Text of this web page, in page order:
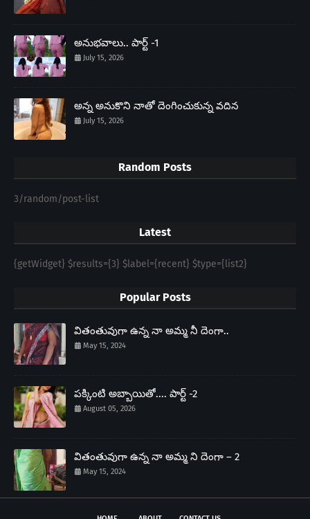
అనుభవాలు.. పార్ట్ -1
July 15, 2026
అన్న అనుకొని నాతో దెంగించుకున్న వదిన
July 15, 2026
Random Posts
3/random/post-list
Latest
{getWidget} $results={3} $label={recent} $type={list2}
Popular Posts
వితంతువుగా ఉన్న నా అమ్మ నీ దెంగా..
May 15, 2024
పక్కింటి అబ్బాయితో.... పార్ట్ -2
August 05, 2026
వితంతువుగా ఉన్న నా అమ్మ ని దెంగా – 2
May 15, 2024